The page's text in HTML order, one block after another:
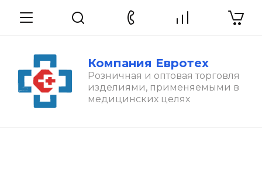
Компания Евротех
Розничная и оптовая торговля
изделиями, применяемыми в
медицинских целях